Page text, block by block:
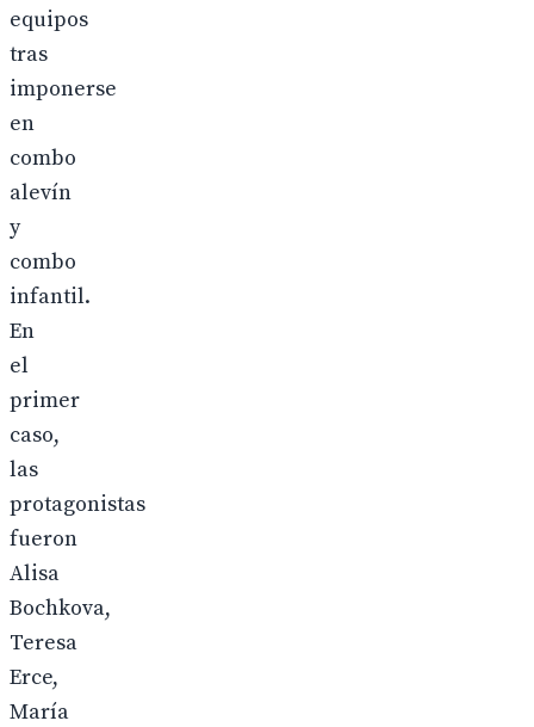
equipos
tras
imponerse
en
combo
alevín
y
combo
infantil.
En
el
primer
caso,
las
protagonistas
fueron
Alisa
Bochkova,
Teresa
Erce,
María